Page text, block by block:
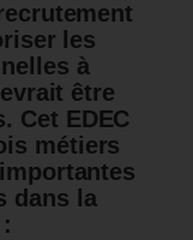
les
à
être
Cet EDEC
métiers
dans la